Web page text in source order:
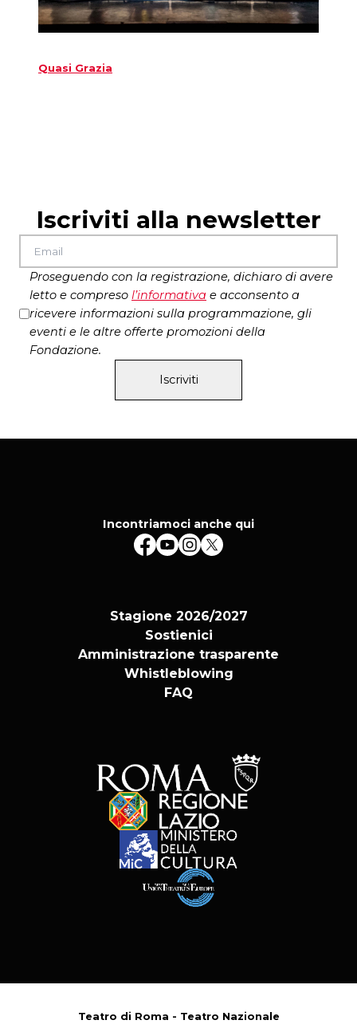
Quasi Grazia
Iscriviti alla newsletter
Proseguendo con la registrazione, dichiaro di avere
letto e compreso l’informativa e acconsento a
ricevere informazioni sulla programmazione, gli
eventi e le altre offerte promozioni della
Fondazione.
Iscriviti
Incontriamoci anche qui
Stagione 2026/2027
Sostienici
Amministrazione trasparente
Whistleblowing
FAQ
Teatro di Roma - Teatro Nazionale